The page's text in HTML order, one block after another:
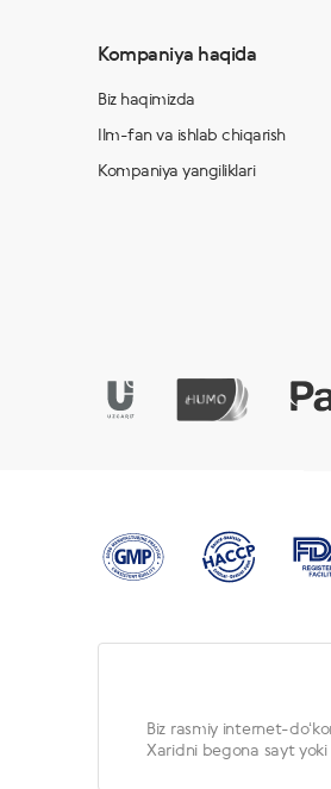
Kompaniya haqida
Biz haqimizda
Ilm-fan va ishlab chiqarish
Kompaniya yangiliklari
Biz rasmiy internet-
Xaridni begona sayt